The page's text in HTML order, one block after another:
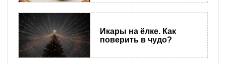
Икары на ёлке. Как
поверить в чудо?